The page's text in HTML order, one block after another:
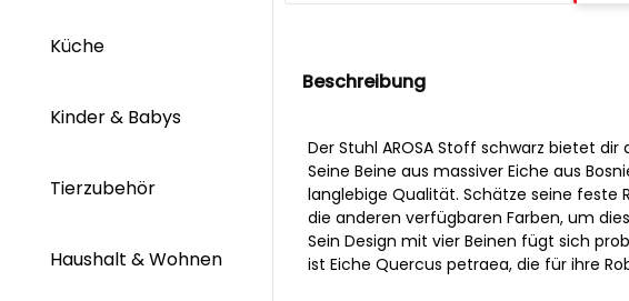
Küche
Kinder & Babys
Tierzubehör
Haushalt & Wohnen
Beschreibung
Der Stuhl AROSA Stoff schwarz bietet
Seine Beine aus massiver Eiche aus
langlebige Qualität. Schätze seine feste
die anderen verfügbaren Farben, um
Sein Design mit vier Beinen fügt sich
ist Eiche Quercus petraea, die für ihre